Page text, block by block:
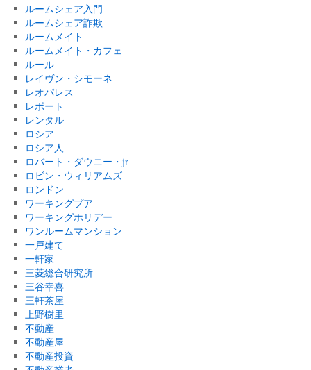
ルームシェア入門
ルームシェア詐欺
ルームメイト
ルームメイト・カフェ
ルール
レイヴン・シモーネ
レオパレス
レポート
レンタル
ロシア
ロシア人
ロバート・ダウニー・jr
ロビン・ウィリアムズ
ロンドン
ワーキングプア
ワーキングホリデー
ワンルームマンション
一戸建て
一軒家
三菱総合研究所
三谷幸喜
三軒茶屋
上野樹里
不動産
不動産屋
不動産投資